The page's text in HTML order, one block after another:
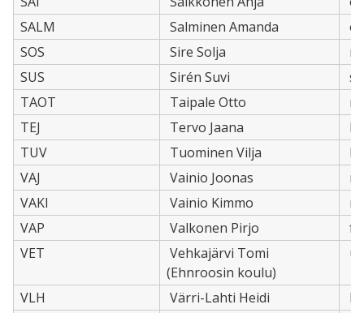
SALM
Salminen Amanda
SOS
Sire Solja
SUS
Sirén Suvi
TAOT
Taipale Otto
TEJ
Tervo Jaana
TUV
Tuominen Vilja
VAJ
Vainio Joonas
VAKI
Vainio Kimmo
VAP
Valkonen Pirjo
VET
Vehkajärvi Tomi
(Ehnroosin koulu)
VLH Värri-Lahti Heidi